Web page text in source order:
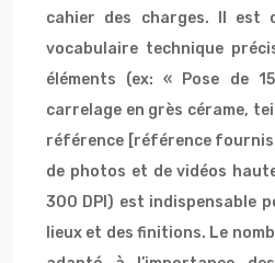
cahier des charges. Il est
vocabulaire technique
éléments (ex: « Pose de
carrelage en grès cérame,
référence [référence
de photos et de vidéos
300 DPI) est indispensable
lieux et des finitions. Le